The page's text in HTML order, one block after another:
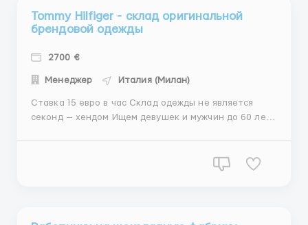
Tommy Hilfiger - склад оригинальной
брендовой одежды
2700 €
Менеджер Италия (Милан)
Ставка 15 евро в час Склад одежды не является
секонд — хендом Ищем девушек и мужчин до 60 лет
Esprit, Calvin Klein, Guess, Inditex, Tommy Hilfiger,